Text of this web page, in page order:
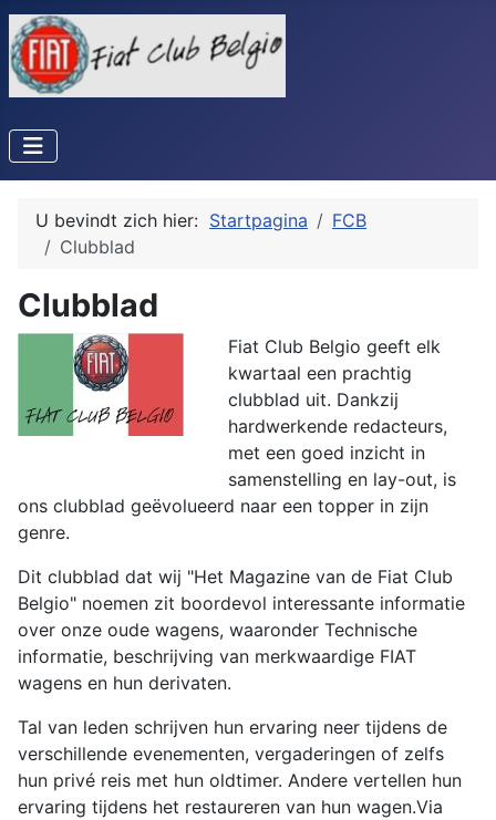
U bevindt zich hier: Startpagina
FCB
Clubblad
Clubblad
Fiat Club Belgio geeft elk
kwartaal een prachtig
clubblad uit. Dankzij
hardwerkende redacteurs,
met een goed inzicht in
samenstelling en lay-out, is
ons clubblad geëvolueerd naar een topper in zijn
genre.
Dit clubblad dat wij "Het Magazine van de Fiat Club
Belgio" noemen zit boordevol interessante informatie
over onze oude wagens, waaronder Technische
informatie, beschrijving van merkwaardige FIAT
wagens en hun derivaten.
Tal van leden schrijven hun ervaring neer tijdens de
verschillende evenementen, vergaderingen of zelfs
hun privé reis met hun oldtimer. Andere vertellen hun
ervaring tijdens het restaureren van hun wagen.Via